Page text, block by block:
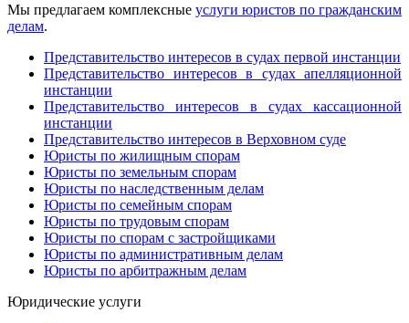
Мы предлагаем комплексные услуги юристов по гражданским
делам.
Представительство интересов в судах первой инстанции
Представительство интересов в судах апелляционной
инстанции
Представительство интересов в судах кассационной
инстанции
Представительство интересов в Верховном суде
Юристы по жилищным спорам
Юристы по земельным спорам
Юристы по наследственным делам
Юристы по семейным спорам
Юристы по трудовым спорам
Юристы по спорам с застройщиками
Юристы по административным делам
Юристы по арбитражным делам
Юридические услуги